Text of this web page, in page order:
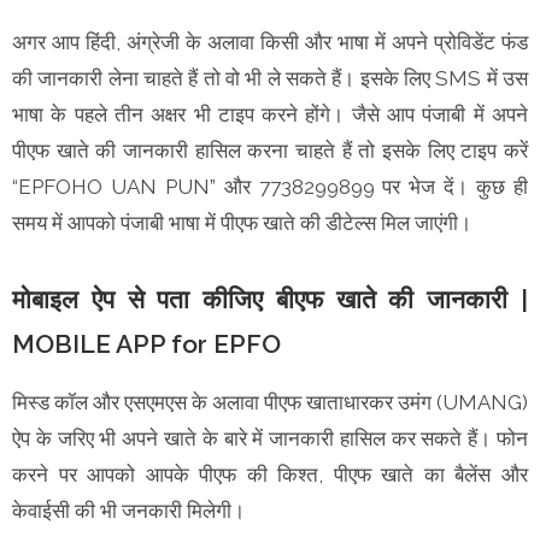
अगर आप हिंदी, अंग्रेजी के अलावा किसी और भाषा में अपने प्रोविडेंट फंड
की जानकारी लेना चाहते हैं तो वो भी ले सकते हैं। इसके लिए SMS में उस
भाषा के पहले तीन अक्षर भी टाइप करने होंगे। जैसे आप पंजाबी में अपने
पीएफ खाते की जानकारी हासिल करना चाहते हैं तो इसके लिए टाइप करें
“EPFOHO UAN PUN” और 7738299899 पर भेज दें। कुछ ही
समय में आपको पंजाबी भाषा में पीएफ खाते की डीटेल्स मिल जाएंगी।
मोबाइल ऐप से पता कीजिए बीएफ खाते की जानकारी |
MOBILE APP for EPFO
मिस्ड कॉल और एसएमएस के अलावा पीएफ खाताधारकर उमंग (UMANG)
ऐप के जरिए भी अपने खाते के बारे में जानकारी हासिल कर सकते हैं। फोन
करने पर आपको आपके पीएफ की किश्त, पीएफ खाते का बैलेंस और
केवाईसी की भी जनकारी मिलेगी।